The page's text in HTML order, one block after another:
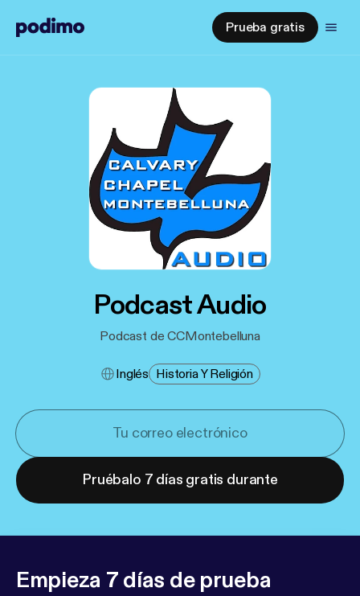
Prueba gratis
Podcast Audio
Podcast de CCMontebelluna
Inglés Historia Y Religión
Pruébalo 7 días gratis durante
Empieza 7 días de prueba